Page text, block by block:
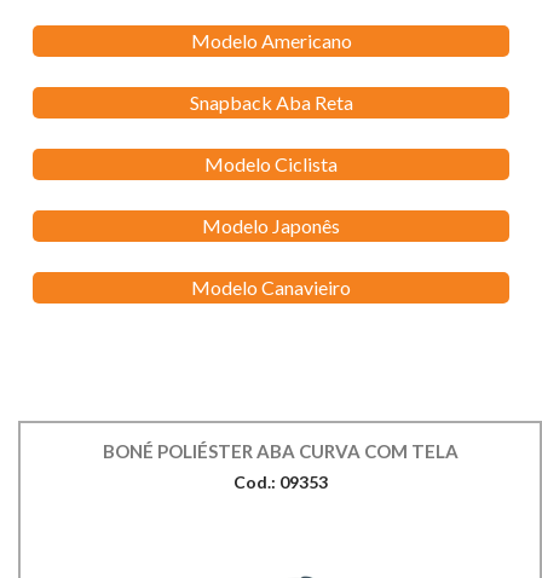
Modelo Americano
Snapback Aba Reta
Modelo Ciclista
Modelo Japonês
Modelo Canavieiro
BONÉ POLIÉSTER ABA CURVA COM TELA
Cod.: 09353